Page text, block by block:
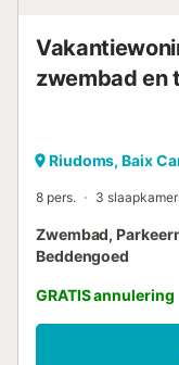
zwembad en
Riudoms, Baix
8 pers. 3
Zwembad,
Beddengoed
GRATIS annulering